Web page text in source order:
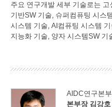
주요 연구개발 세부 기술로는
기반SW 기술, 슈퍼컴퓨팅 시스
시스템 기술, AI컴퓨팅 시스템
지능화 기술, 양자 시스템SW
AIDC연구본부
본부장 김강호